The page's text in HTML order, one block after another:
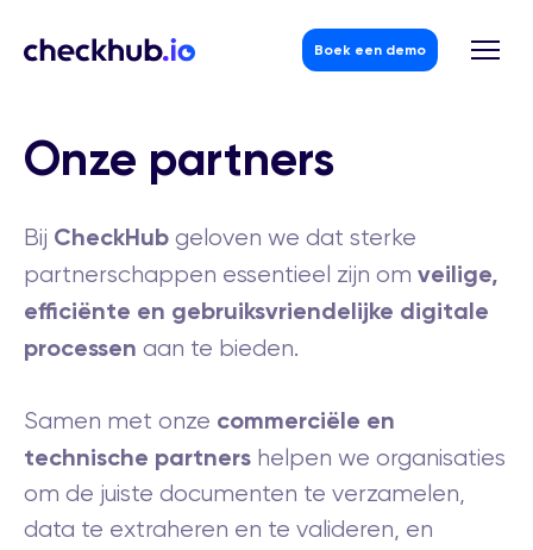
content
Boek een demo
Onze partners
Bij CheckHub geloven we dat sterke
partnerschappen essentieel zijn om veilige,
efficiënte en gebruiksvriendelijke digitale
processen aan te bieden.
Samen met onze commerciële en
technische partners helpen we organisaties
om de juiste documenten te verzamelen,
data te extraheren en te valideren, en